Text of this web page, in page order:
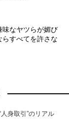
なヤツらが媚び
すべてを許さな
身取引”のリアル